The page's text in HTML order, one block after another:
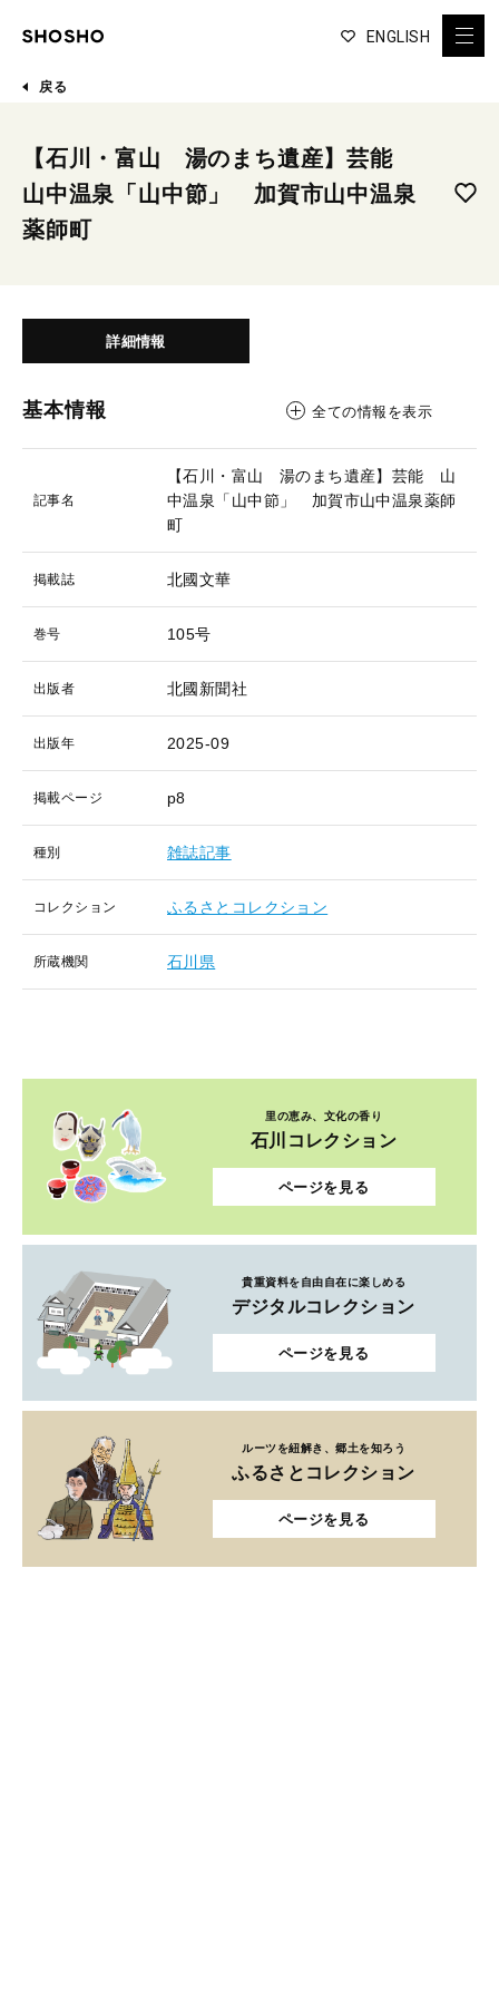
ENGLISH
戻る
【石川・富山 湯のまち遺産】芸能
山中温泉「山中節」 加賀市山中温泉
薬師町
詳細情報
基本情報 全ての情報を表示
記事名
【石川・富山 湯のまち遺産】芸能 山
中温泉「山中節」 加賀市山中温泉薬師
町
掲載誌 北國文華
巻号 105号
出版者 北國新聞社
出版年 2025-09
掲載ページ p8
種別 雑誌記事
コレクション ふるさとコレクション
所蔵機関 石川県
里の恵み、文化の香り
石川コレクション
ページを見る
貴重資料を自由自在に楽しめる
デジタルコレクション
ページを見る
ルーツを紐解き、郷土を知ろう
ふるさとコレクション
ページを見る